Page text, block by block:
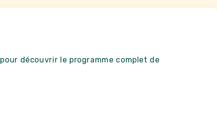
découvrir le programme complet de